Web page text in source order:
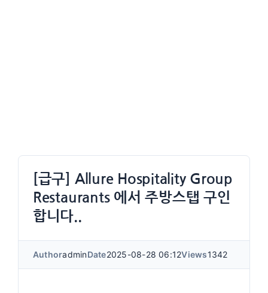
[급구] Allure Hospitality Group
Restaurants 에서 주방스탭 구인
합니다..
AuthoradminDate2025-08-28 06:12Views1342